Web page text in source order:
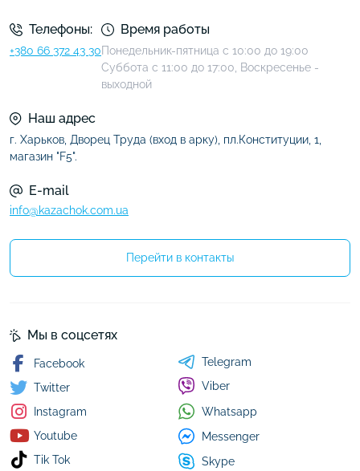
Телефоны:
+380 66 372 43 30
Время работы
Понедельник-пятница с 10:00 до 19:00
Суббота с 11:00 до 17:00, Воскресенье -
выходной
Наш адрес
г. Харьков, Дворец Труда (вход в арку), пл.Конституции, 1,
магазин "F5".
E-mail
info@kazachok.com.ua
Перейти в контакты
Мы в соцсетях
Facebook
Twitter
Instagram
Youtube
Tik Tok
Telegram
Viber
Whatsapp
Messenger
Skype